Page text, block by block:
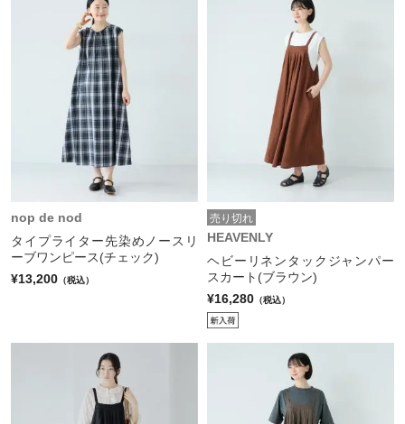
nop de nod
タイプライター先染めノースリ
ーブワンピース(チェック)
¥13,200 （税込）
売り切れ
HEAVENLY
ヘビーリネンタックジャンパー
スカート(ブラウン)
¥16,280 （税込）